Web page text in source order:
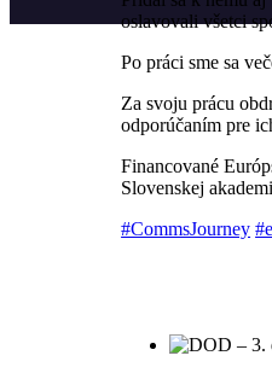
oslavovali všetci
Po práci sme sa
Za svoju prácu
odporúčaním pre
Financované
Slovenskej
#CommsJourney